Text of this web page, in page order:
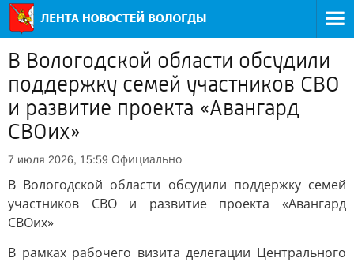
В Вологодской области обсудили
поддержку семей участников СВО
и развитие проекта «Авангард
СВОих»
7 июля 2026, 15:59 Официально
В Вологодской области обсудили поддержку семей
участников СВО и развитие проекта «Авангард
СВОих»
В рамках рабочего визита делегации Центрального